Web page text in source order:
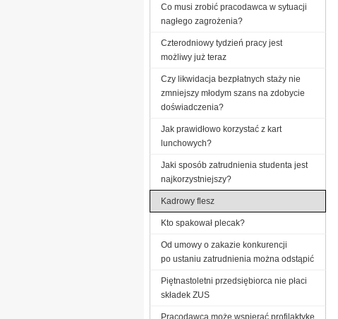
Co musi zrobić pracodawca w sytuacji
nagłego zagrożenia?
Czterodniowy tydzień pracy jest
możliwy już teraz
Czy likwidacja bezpłatnych staży nie
zmniejszy młodym szans na zdobycie
doświadczenia?
Jak prawidłowo korzystać z kart
lunchowych?
Jaki sposób zatrudnienia studenta jest
najkorzystniejszy?
Kadrowy flesz
Kto spakował plecak?
Od umowy o zakazie konkurencji
po ustaniu zatrudnienia można odstąpić
Piętnastoletni przedsiębiorca nie płaci
składek ZUS
Pracodawca może wspierać profilaktykę